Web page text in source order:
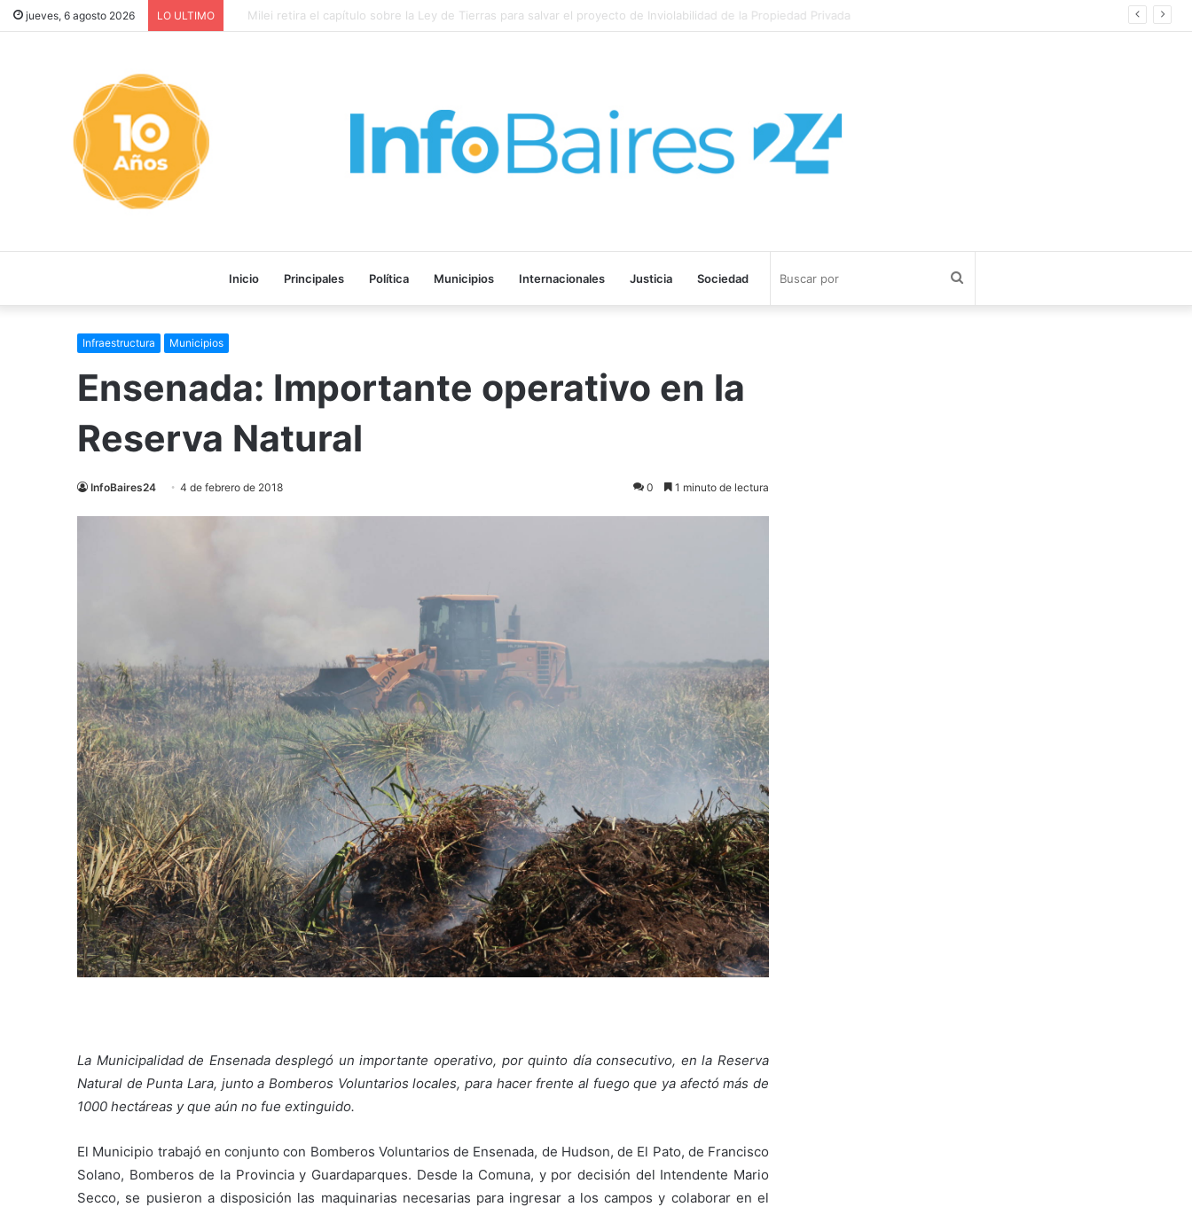
jueves, 6 agosto 2026 LO ULTIMO Milei retira el capítulo sobre la Ley de Tierras para salvar el proyecto de Inviolabilidad de la Propiedad Privada
Inicio Principales Política Municipios Internacionales Justicia Sociedad
Infraestructura Municipios
Ensenada: Importante operativo en la
Reserva Natural
InfoBaires24 4 de febrero de 2018 0 1 minuto de lectura
La Municipalidad de Ensenada desplegó un importante operativo, por quinto día consecutivo, en la Reserva
Natural de Punta Lara, junto a Bomberos Voluntarios locales, para hacer frente al fuego que ya afectó más de
1000 hectáreas y que aún no fue extinguido.
El Municipio trabajó en conjunto con Bomberos Voluntarios de Ensenada, de Hudson, de El Pato, de Francisco
Solano, Bomberos de la Provincia y Guardaparques. Desde la Comuna, y por decisión del Intendente Mario
Secco, se pusieron a disposición las maquinarias necesarias para ingresar a los campos y colaborar en el